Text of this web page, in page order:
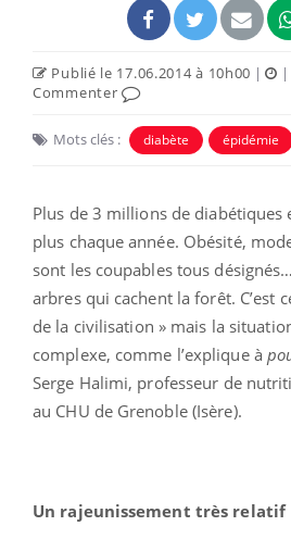
Publié le 17.06.2014 à 10h00 | |
Commenter
Mots clés : diabète épidémie
Plus de 3 millions de diabétiques
plus chaque année. Obésité,
sont les coupables tous
arbres qui cachent la forêt. C’est
de la civilisation » mais la
complexe, comme l’explique à
Serge Halimi, professeur de
au CHU de Grenoble (Isère).
Un rajeunissement très relatif